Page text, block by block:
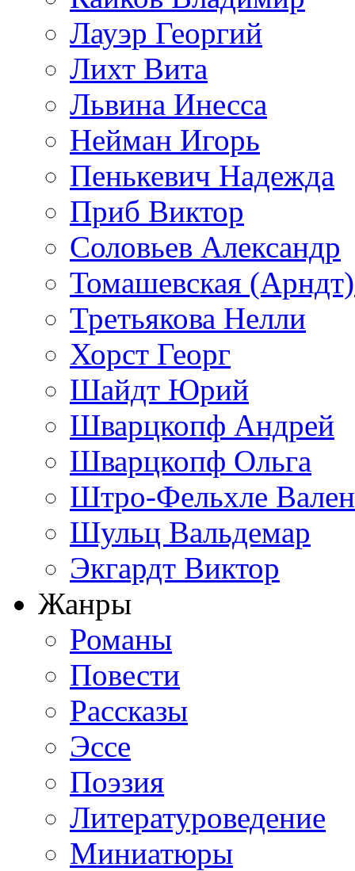
Лауэр Георгий
Лихт Вита
Львина Инесса
Нейман Игорь
Пенькевич Надежда
Приб Виктор
Соловьев Александр
Томашевская
Третьякова Нелли
Хорст Георг
Шайдт Юрий
Шварцкопф Андрей
Шварцкопф Ольга
Штро-Фельхле
Шульц Вальдемар
Экгардт Виктор
Жанры
Романы
Повести
Рассказы
Эссе
Поэзия
Литературоведение
Миниатюры